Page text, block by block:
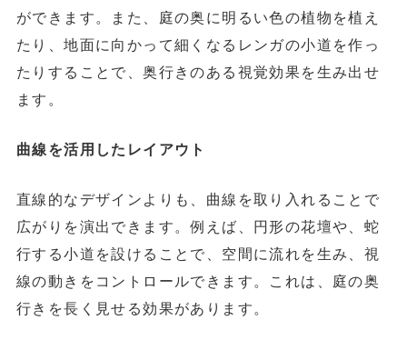
ができます。また、庭の奥に明るい色の植物を植え
たり、地面に向かって細くなるレンガの小道を作っ
たりすることで、奥行きのある視覚効果を生み出せ
ます。
曲線を活用したレイアウト
直線的なデザインよりも、曲線を取り入れることで
広がりを演出できます。例えば、円形の花壇や、蛇
行する小道を設けることで、空間に流れを生み、視
線の動きをコントロールできます。これは、庭の奥
行きを長く見せる効果があります。